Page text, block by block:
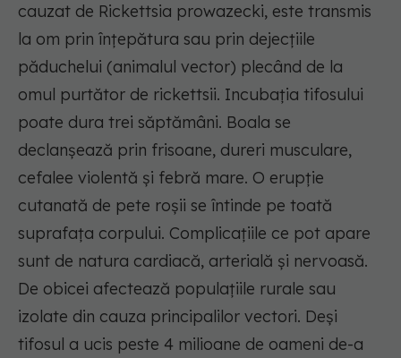
cauzat de Rickettsia prowazecki, este transmis
la om prin înțepătura sau prin dejecțiile
păduchelui (animalul vector) plecând de la
omul purtător de rickettsii. Incubația tifosului
poate dura trei săptămâni. Boala se
declanșează prin frisoane, dureri musculare,
cefalee violentă și febră mare. O erupție
cutanată de pete roșii se întinde pe toată
suprafața corpului. Complicațiile ce pot apare
sunt de natura cardiacă, arterială și nervoasă.
De obicei afectează populațiile rurale sau
izolate din cauza principalilor vectori. Deși
tifosul a ucis peste 4 milioane de oameni de-a